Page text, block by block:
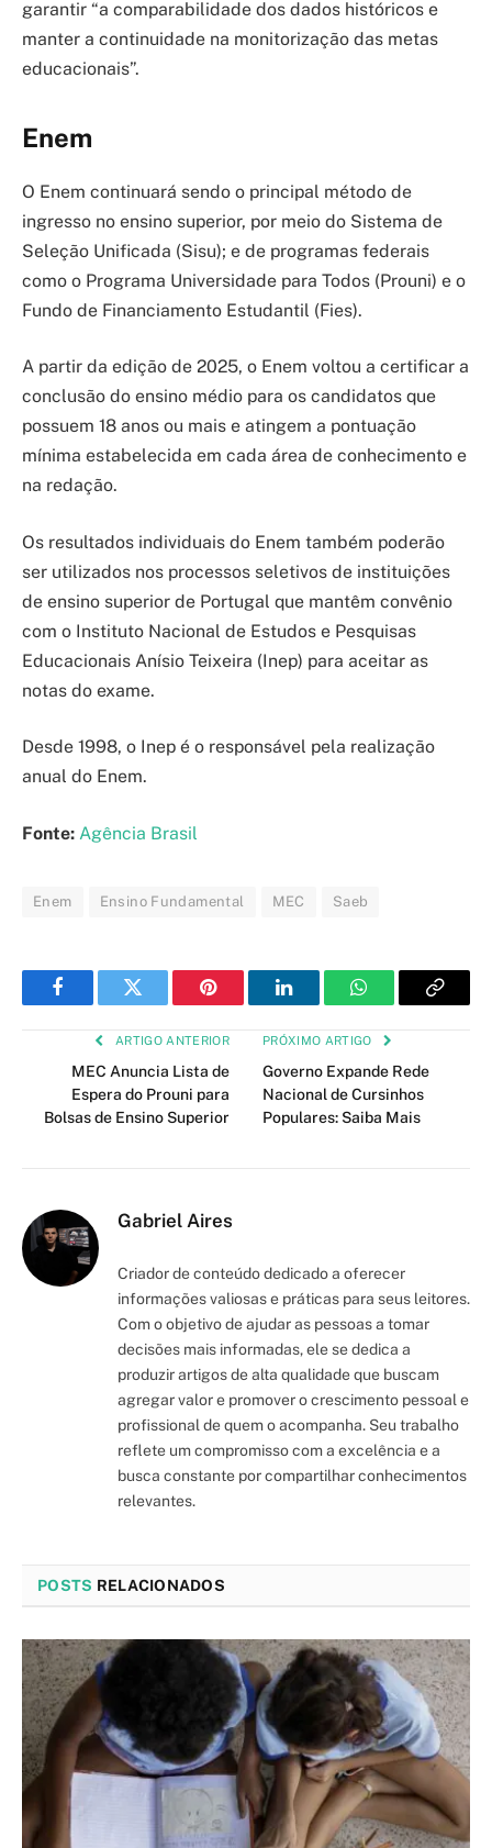
garantir “a comparabilidade dos dados históricos e
manter a continuidade na monitorização das metas
educacionais”.
Enem
O Enem continuará sendo o principal método de
ingresso no ensino superior, por meio do Sistema de
Seleção Unificada (Sisu); e de programas federais
como o Programa Universidade para Todos (Prouni) e o
Fundo de Financiamento Estudantil (Fies).
A partir da edição de 2025, o Enem voltou a certificar a
conclusão do ensino médio para os candidatos que
possuem 18 anos ou mais e atingem a pontuação
mínima estabelecida em cada área de conhecimento e
na redação.
Os resultados individuais do Enem também poderão
ser utilizados nos processos seletivos de instituições
de ensino superior de Portugal que mantêm convênio
com o Instituto Nacional de Estudos e Pesquisas
Educacionais Anísio Teixeira (Inep) para aceitar as
notas do exame.
Desde 1998, o Inep é o responsável pela realização
anual do Enem.
Fonte: Agência Brasil
Enem Ensino Fundamental MEC Saeb
FacebookTwitter Pinterest LinkedInWhatsAppCopy
ARTIGO ANTERIOR
MEC Anuncia Lista de
Espera do Prouni para
Bolsas de Ensino Superior
PRÓXIMO ARTIGO
Governo Expande Rede
Nacional de Cursinhos
Populares: Saiba Mais
Gabriel Aires
Criador de conteúdo dedicado a oferecer
informações valiosas e práticas para seus leitores.
Com o objetivo de ajudar as pessoas a tomar
decisões mais informadas, ele se dedica a
produzir artigos de alta qualidade que buscam
agregar valor e promover o crescimento pessoal e
profissional de quem o acompanha. Seu trabalho
reflete um compromisso com a excelência e a
busca constante por compartilhar conhecimentos
relevantes.
POSTS RELACIONADOS